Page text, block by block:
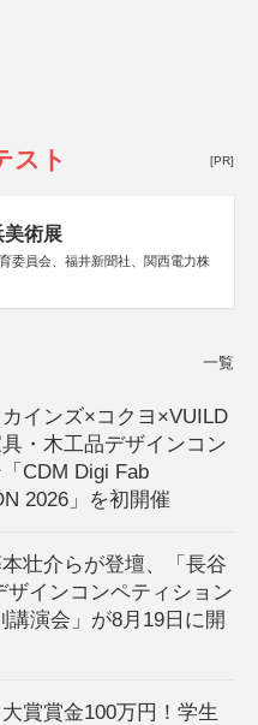
スト [PR]
美術展
委員会、福井新聞社、関西電力株
一覧
カインズ×コクヨ×VUILD
・木工品デザインコン
CDM Digi Fab
2026」を初開催
壮介らが登壇、「長谷
ザインコンペティション
講演会」が8月19日に開
大賞賞金100万円！学生